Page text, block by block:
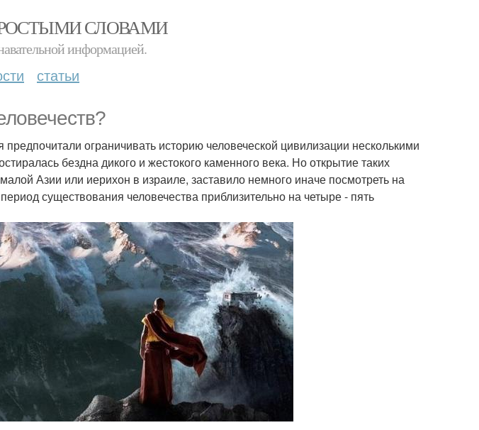
СЛОВАМИ
информацией.
статьи
ограничивать историю человеческой цивилизации несколькими
бездна дикого и жестокого каменного века. Но открытие таких
Азии или иерихон в израиле, заставило немного иначе посмотреть на
существования человечества приблизительно на четыре - пять